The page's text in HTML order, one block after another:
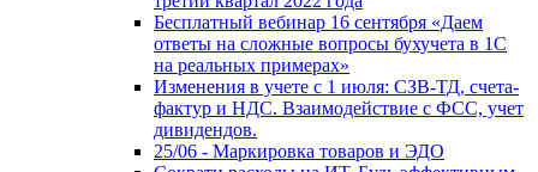
Бесплатный вебинар 16 сентября «Даем
ответы на сложные вопросы бухучета в 1С
на реальных примерах»
Изменения в учете с 1 июля: СЗВ-ТД, счета-
фактур и НДС. Взаимодействие с ФСС, учет
дивидендов.
25/06 - Маркировка товаров и ЭДО